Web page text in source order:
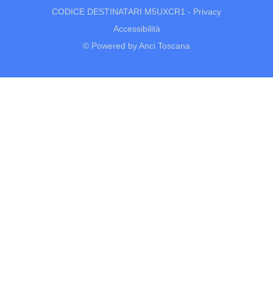
CODICE DESTINATARI M5UXCR1 - Privacy
Accessibilità
© Powered by Anci Toscana